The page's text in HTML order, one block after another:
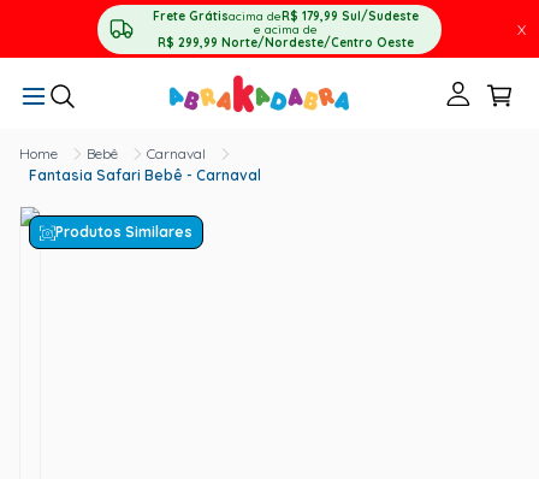
Frete Grátisacima deR$ 179,99 Sul/Sudeste
e acima de
R$ 299,99 Norte/Nordeste/Centro Oeste
X
Bebê
Carnaval
Fantasia Safari Bebê - Carnaval
Produtos Similares